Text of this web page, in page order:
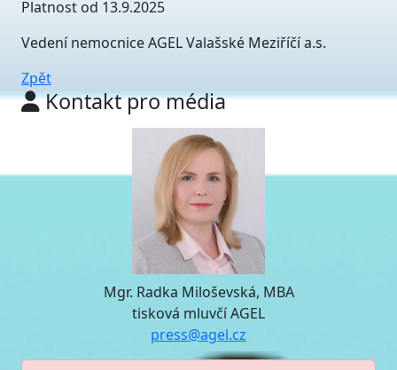
Platnost od 13.9.2025
Vedení nemocnice AGEL Valašské Meziříčí a.s.
Zpět
Kontakt pro média
Mgr. Radka Miloševská, MBA
tisková mluvčí AGEL
press@agel.cz